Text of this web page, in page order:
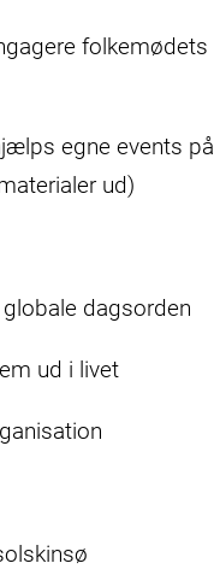
folkemødets
egne events på
ud)
dagsorden
ud i livet